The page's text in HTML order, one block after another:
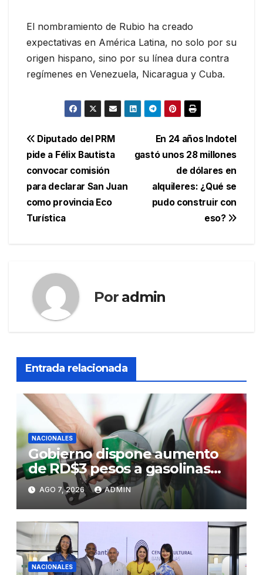
El nombramiento de Rubio ha creado
expectativas en América Latina, no solo por su
origen hispano, sino por su línea dura contra
regímenes en Venezuela, Nicaragua y Cuba.
Navegación
de
entradas
En 24 años Indotel
gastó unos 28 millones
de dólares en
alquileres: ¿Qué se
pudo construir con
eso?
Diputado del PRM
pide a Félix Bautista
convocar comisión
para declarar San Juan
como provincia Eco
Turística
Por admin
Entrada relacionada
NACIONALES
Gobierno dispone aumento
de RD$3 pesos a gasolinas
premium y regular
AGO 7, 2026 ADMIN
NACIONALES